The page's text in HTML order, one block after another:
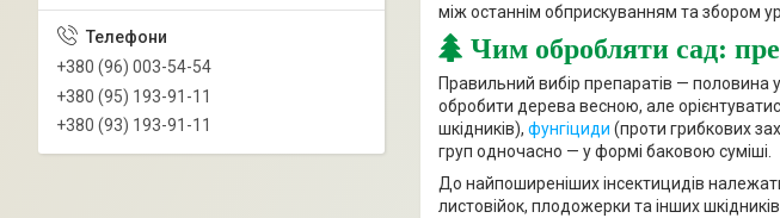
між останнім обприскуванням та збором
Чим обробляти сад:
Правильний вибір препаратів — половина
обробити дерева весною, але
шкідників), фунгіциди (проти грибкових
груп одночасно — у формі баковою суміші.
До найпоширеніших інсектицидів
листовійок, плодожерки та інших
+380 (96) 003-54-54
+380 (95) 193-91-11
+380 (93) 193-91-11